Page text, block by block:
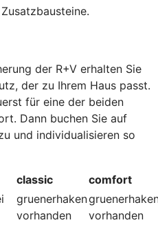
.
der R+V erhalten Sie
der zu Ihrem Haus passt.
für eine der beiden
Dann buchen Sie auf
und individualisieren so
classic
comfort
gruenerhaken
vorhanden
vorhanden